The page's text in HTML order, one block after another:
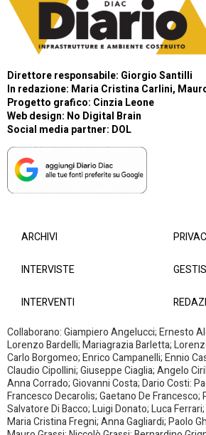
Direttore responsabile: Giorgio Santilli
In redazione: Maria Cristina Carlini,
Progetto grafico: Cinzia Leone
Web design: No Digital Brain
Social media partner: DOL
ARCHIVI
INTERVISTE
INTERVENTI
Collaborano: Giampiero Angelucci; Ernesto
Lorenzo Bardelli; Mariagrazia Barletta;
Carlo Borgomeo; Enrico Campanelli; Ennio
Claudio Cipollini; Giuseppe Ciaglia; Angelo
Anna Corrado; Giovanni Costa; Dario Costi:
Francesco Decarolis; Gaetano De Francesco;
Salvatore Di Bacco; Luigi Donato; Luca
Maria Cristina Fregni; Anna Gagliardi; Paolo